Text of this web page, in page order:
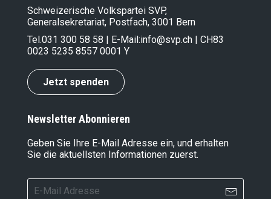
Schweizerische Volkspartei SVP,
Generalsekretariat, Postfach, 3001 Bern
Tel.031 300 58 58 | E-Mail:info@svp.ch | CH83
0023 5235 8557 0001 Y
Jetzt spenden
Newsletter Abonnieren
Geben Sie Ihre E-Mail Adresse ein, und erhalten
Sie die aktuellsten Informationen zuerst.